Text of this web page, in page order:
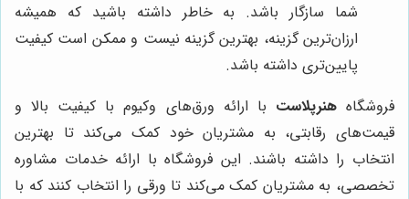
شما سازگار باشد. به خاطر داشته باشید که همیشه
ارزان‌ترین گزینه، بهترین گزینه نیست و ممکن است کیفیت
پایین‌تری داشته باشد.
فروشگاههنرپلاست با ارائه ورق‌های وکیوم با کیفیت بالا و
قیمت‌های رقابتی، به مشتریان خود کمک می‌کند تا بهترین
انتخاب را داشته باشند. این فروشگاه با ارائه خدمات مشاوره
تخصصی، به مشتریان کمک می‌کند تا ورقی را انتخاب کنند که با